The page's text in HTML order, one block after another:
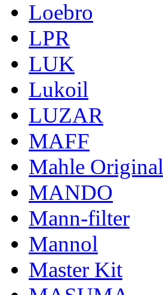
Loebro
LPR
LUK
Lukoil
LUZAR
MAFF
Mahle Original
MANDO
Mann-filter
Mannol
Master Kit